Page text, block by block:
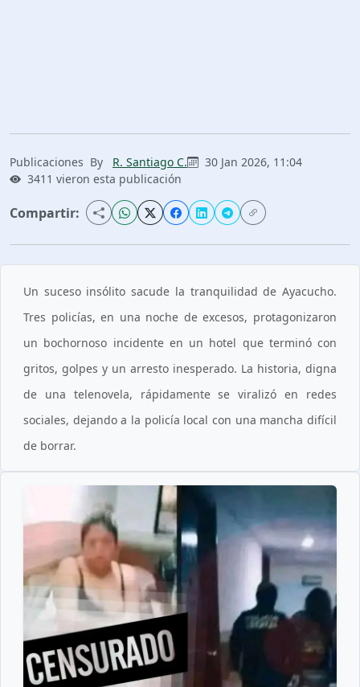
Publicaciones By R. Santiago C.
30 Jan 2026, 11:04
3411 vieron esta publicación
Compartir:
Un suceso insólito sacude la tranquilidad de Ayacucho.
Tres policías, en una noche de excesos, protagonizaron
un bochornoso incidente en un hotel que terminó con
gritos, golpes y un arresto inesperado. La historia, digna
de una telenovela, rápidamente se viralizó en redes
sociales, dejando a la policía local con una mancha difícil
de borrar.